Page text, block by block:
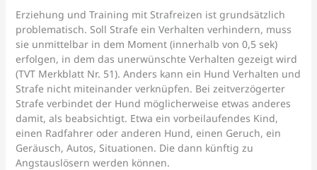
Erziehung und Training mit Strafreizen ist grundsätzlich
problematisch. Soll Strafe ein Verhalten verhindern, muss
sie unmittelbar in dem Moment (innerhalb von 0,5 sek)
erfolgen, in dem das unerwünschte Verhalten gezeigt wird
(TVT Merkblatt Nr. 51). Anders kann ein Hund Verhalten und
Strafe nicht miteinander verknüpfen. Bei zeitverzögerter
Strafe verbindet der Hund möglicherweise etwas anderes
damit, als beabsichtigt. Etwa ein vorbeilaufendes Kind,
einen Radfahrer oder anderen Hund, einen Geruch, ein
Geräusch, Autos, Situationen. Die dann künftig zu
Angstauslösern werden können.